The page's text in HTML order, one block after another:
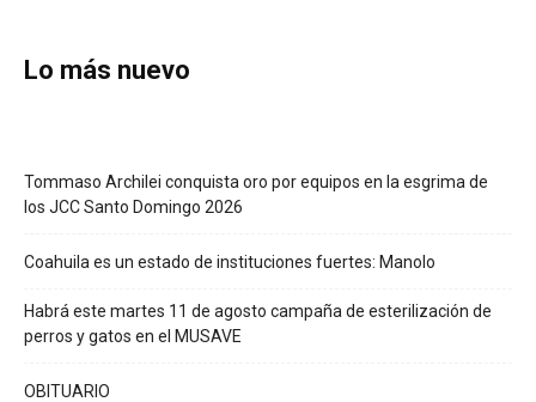
Lo más nuevo
Tommaso Archilei conquista oro por equipos en la esgrima de
los JCC Santo Domingo 2026
Coahuila es un estado de instituciones fuertes: Manolo
Habrá este martes 11 de agosto campaña de esterilización de
perros y gatos en el MUSAVE
OBITUARIO